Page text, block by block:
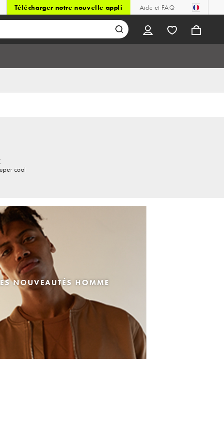
Télécharger notre nouvelle appli Aide et FAQ
cool
NOUVEAUTÉS HOMME